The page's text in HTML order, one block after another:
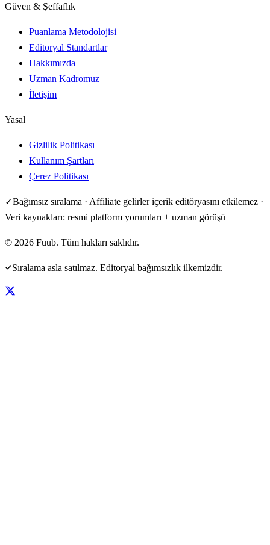
Güven & Şeffaflık
Puanlama Metodolojisi
Editoryal Standartlar
Hakkımızda
Uzman Kadromuz
İletişim
Yasal
Gizlilik Politikası
Kullanım Şartları
Çerez Politikası
✓Bağımsız sıralama · Affiliate gelirler içerik editöryasını etkilemez ·
Veri kaynakları: resmi platform yorumları + uzman görüşü
© 2026 Fuub. Tüm hakları saklıdır.
Sıralama asla satılmaz. Editoryal bağımsızlık ilkemizdir.